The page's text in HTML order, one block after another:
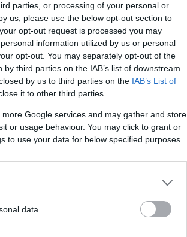
parties, or processing of your personal or
us, please use the below opt-out section to
opt-out request is processed you may
information utilized by us or personal
opt-out. You may separately opt-out of the
third parties on the IAB’s list of downstream
by us to third parties on the IAB’s List of
it to other third parties.
Google services and may gather and store
or usage behaviour. You may click to grant or
to use your data for below specified purposes
data.
verdenscupen